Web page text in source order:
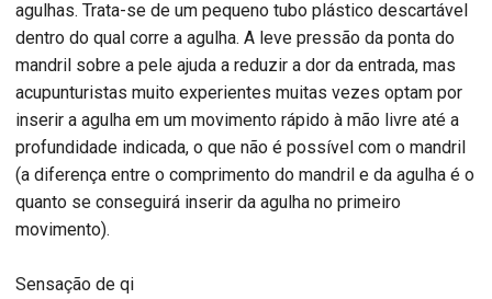
agulhas. Trata-se de um pequeno tubo plástico descartável
dentro do qual corre a agulha. A leve pressão da ponta do
mandril sobre a pele ajuda a reduzir a dor da entrada, mas
acupunturistas muito experientes muitas vezes optam por
inserir a agulha em um movimento rápido à mão livre até a
profundidade indicada, o que não é possível com o mandril
(a diferença entre o comprimento do mandril e da agulha é o
quanto se conseguirá inserir da agulha no primeiro
movimento).
Sensação de qi